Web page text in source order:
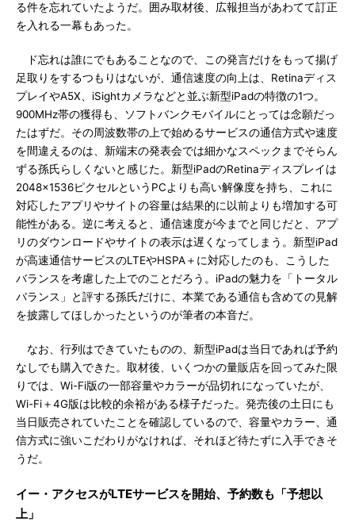
る件を忘れていたようだ。囲み取材後、広報担当があわてて訂正
を入れる一幕もあった。
ド忘れは誰にでもあることなので、この発言だけをもって揚げ
足取りをするつもりはないが、通信速度の向上は、Retinaディス
プレイやA5X、iSightカメラなどと並ぶ新型iPadの特徴の1つ。
900MHz帯の獲得も、ソフトバンクモバイルにとっては念願だっ
たはずだ。その周波数帯の上で始めるサービスの通信方式や速度
を間違えるのは、新端末の発表会では細かなスペックまでそらん
ずる孫氏らしくないと感じた。新型iPadのRetinaディスプレイは
2048×1536ピクセルというPCよりも高い解像度を持ち、これに
対応したアプリやサイトの容量は結果的に以前よりも増加する可
能性がある。逆に考えると、通信速度が今までと同じだと、アプ
リのダウンロードやサイトの表示は遅くなってしまう。新型iPad
が高速通信サービスのLTEやHSPA＋に対応したのも、こうした
バランスを考慮した上でのことだろう。iPadの魅力を「トータル
バランス」と評する孫氏だけに、本業である通信も含めての見解
を披露してほしかったというのが筆者の本音だ。
なお、行列はできていたものの、新型iPadは当日であれば予約
なしでも購入できた。取材後、いくつかの量販店を回ってみた限
りでは、Wi-Fi版の一部容量やカラーが品切れになっていたが、
Wi-Fi＋4G版は比較的余裕がある様子だった。発売後の土日にも
当日販売されていたことを確認しているので、容量やカラー、通
信方式に強いこだわりがなければ、それほど待たずに入手できそ
うだ。
イー・アクセスがLTEサービスを開始、予約数も「予想以
上」